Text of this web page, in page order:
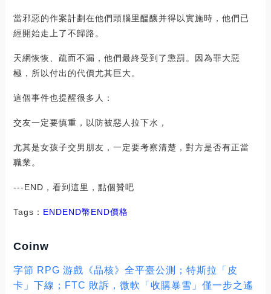
當邪惡的作案計劃在他們頭腦里醞釀并得以實施時，他們已
經開始走上了不歸路。
天網恢恢、疏而不漏，他們最終受到了懲罰。因為罪大惡
極，所以付出的代價尤其巨大。
這個事件也提醒很多人：
交友一定要慎重，以防被惡人拉下水，
尤其是女孩子交男朋友，一定要考察清楚，對方是否有正當
職業。
---END，看到這里，點個贊吧
Tags： ENDEND幣END價格
Coinw
字節 RPG 游戲《晶核》全平臺公測；特斯拉「皮
卡」下線；FTC 敗訴，微軟「收購暴雪」僅一步之遙